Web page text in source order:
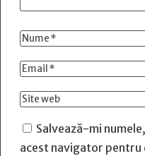
Salvează-mi
acest navigator pentru